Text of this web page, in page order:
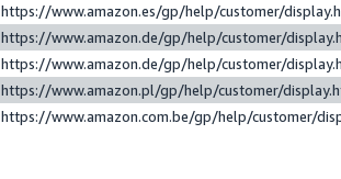
https://www.amazon.es/gp/help/customer/
https://www.amazon.de/gp/help/customer/
https://www.amazon.de/gp/help/customer/
https://www.amazon.pl/gp/help/customer/
https://www.amazon.com.be/gp/help/customer/